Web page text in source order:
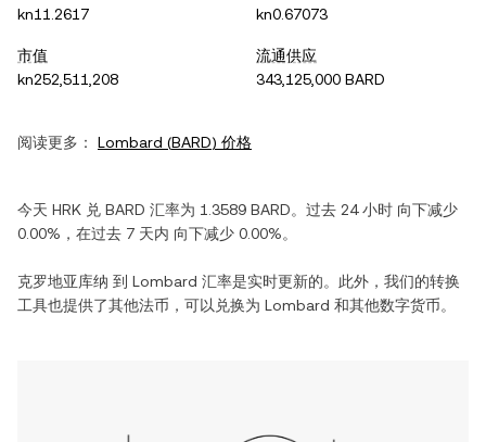
kn11.2617
kn0.67073
市值
kn252,511,208
流通供应
343,125,000 BARD
阅读更多： Lombard (BARD) 价格
今天 HRK 兑 BARD 汇率为 1.3589 BARD。过去 24 小时 向下减少
0.00% ，在过去 7 天内 向下减少 0.00%。
克罗地亚库纳 到 Lombard 汇率是实时更新的。此外，我们的转换
工具也提供了其他法币，可以兑换为 Lombard 和其他数字货币。